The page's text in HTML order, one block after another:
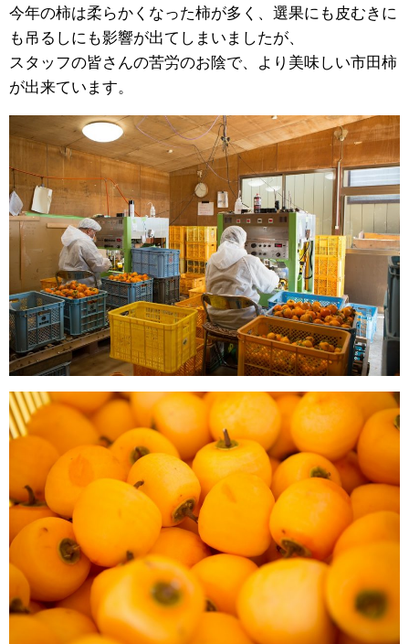
今年の柿は柔らかくなった柿が多く、選果にも皮むきに
も吊るしにも影響が出てしまいましたが、
スタッフの皆さんの苦労のお陰で、より美味しい市田柿
が出来ています。